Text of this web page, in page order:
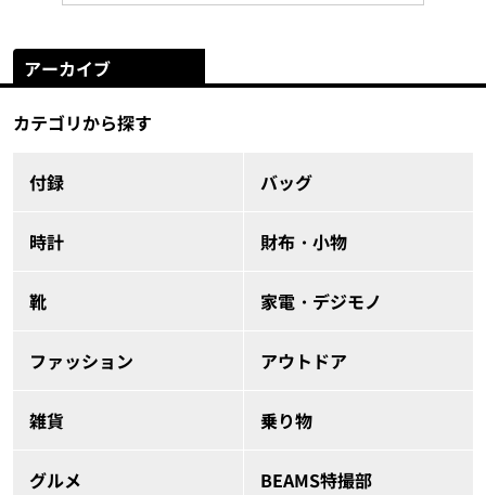
アーカイブ
カテゴリから探す
付録 バッグ
時計 財布・小物
靴 家電・デジモノ
ファッション アウトドア
雑貨 乗り物
グルメ BEAMS特撮部